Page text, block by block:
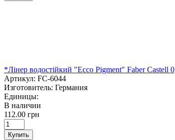
*Лінер водостійкий "Ecco Pigment" Faber
Артикул: FC-6044
Изготовитель: Германия
Единицы:
В наличии
112.00 грн
Купить